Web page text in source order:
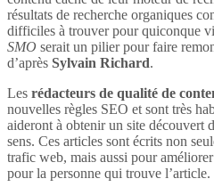
résultats de recherche organiques
difficiles à trouver pour quiconque
SMO serait un pilier pour faire
d’après Sylvain Richard.
Les rédacteurs de qualité de
nouvelles règles SEO et sont très
aideront à obtenir un site découvert
sens. Ces articles sont écrits non
trafic web, mais aussi pour
pour la personne qui trouve l’article.